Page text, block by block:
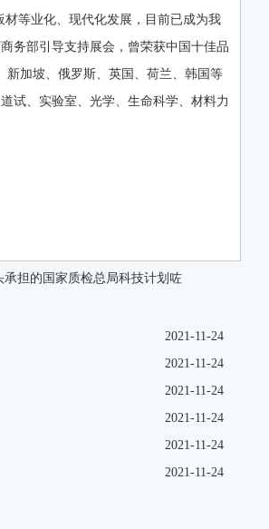
等业化、现代化发展，目前已成为我
务部引导支持展会，曾荣获中国十佳品
新加坡、俄罗斯、英国、荷兰、韩国等
试、实验室、光学、生命科学、材料力
承担的国家质检总局科技计划咗
2021-11-24
2021-11-24
2021-11-24
2021-11-24
2021-11-24
2021-11-24